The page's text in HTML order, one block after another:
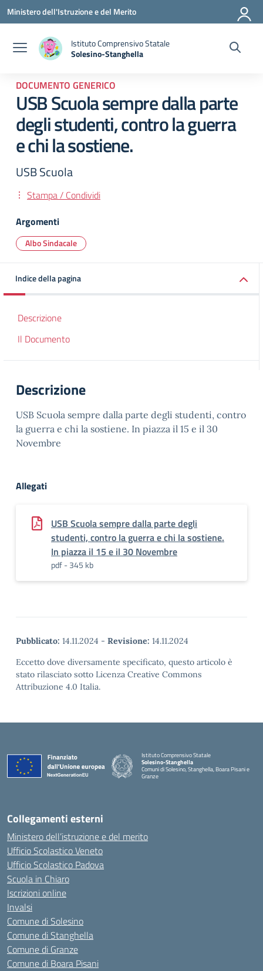
Vai ai contenuti
Vai al menu di navigazione
Vai al footer
Ministero dell'Istruzione e del Merito
Istituto Comprensivo Statale
Solesino-Stanghella
— Visita la pagina iniziale della scuola
DOCUMENTO GENERICO
USB Scuola sempre dalla parte
degli studenti, contro la guerra
e chi la sostiene.
USB Scuola
Stampa / Condividi
Argomenti
Albo Sindacale
Indice della pagina
Descrizione
Il Documento
Descrizione
USB Scuola sempre dalla parte degli studenti, contro
la guerra e chi la sostiene. In piazza il 15 e il 30
Novembre
Allegati
USB Scuola sempre dalla parte degli
studenti, contro la guerra e chi la sostiene.
In piazza il 15 e il 30 Novembre
pdf - 345 kb
Pubblicato: 14.11.2024 - Revisione: 14.11.2024
Eccetto dove diversamente specificato, questo articolo è
stato rilasciato sotto Licenza Creative Commons
Attribuzione 4.0 Italia.
Istituto Comprensivo Statale
Solesino-Stanghella
Comuni di Solesino, Stanghella, Boara Pisani e
Granze
Collegamenti esterni
Ministero dell’istruzione e del merito
Ufficio Scolastico Veneto
Ufficio Scolastico Padova
Scuola in Chiaro
Iscrizioni online
Invalsi
Comune di Solesino
Comune di Stanghella
Comune di Granze
Comune di Boara Pisani